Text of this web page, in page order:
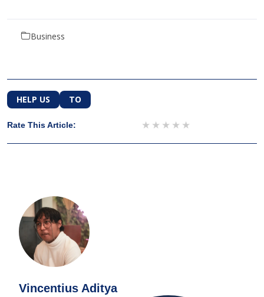
Business
HELP US TO
Rate This Article: 4 stars
3 stars
2 stars
1 star
Vincentius Aditya